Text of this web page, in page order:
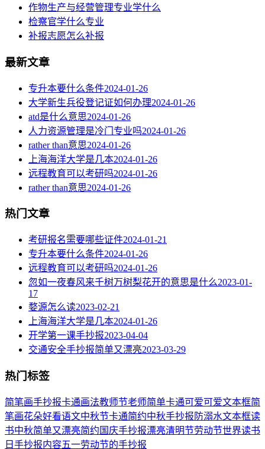
作物生产与经营管理专业学什么
检察官学什么专业
补报志愿怎么补报
最新文章
专升本要什么条件2024-01-26
大学新生兵役登记证如何办理2024-01-26
atd是什么意思2024-01-26
人力资源管理是冷门专业吗2024-01-26
rather than意思2024-01-26
上海海洋大学是几本2024-01-26
远程教育可以考研吗2024-01-26
rather than意思2024-01-26
热门文章
考研报名需要哪些证件2024-01-21
专升本要什么条件2024-01-26
远程教育可以考研吗2024-01-26
忽如一夜春风来千树万树梨花开的意思是什么2023-01-
17
婺源怎么读2023-02-21
上海海洋大学是几本2024-01-26
开学第一课手抄报2023-04-04
交通安全手抄报简单又漂亮2023-03-29
热门标签
简笔画手抄报卡通画法教师节老师简单卡通可爱可爱文本框简
笔画花朵好看语文中秋节卡通简约中秋手抄报 防溺水文本框读
书中秋简单又漂亮简约 国庆手抄报漂亮清明节劳动节世界读书
日 手抄报内容五一劳动节的手抄报